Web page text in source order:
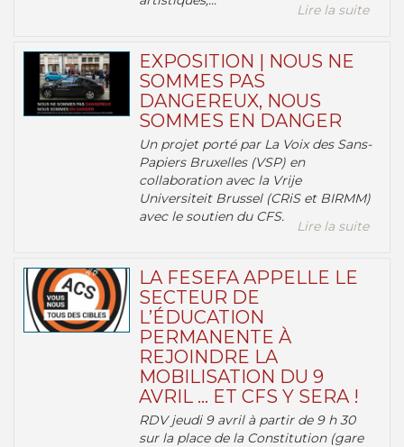
Lire la suite
EXPOSITION | NOUS NE
SOMMES PAS
DANGEREUX, NOUS
SOMMES EN DANGER
Un projet porté par La Voix des Sans-
Papiers Bruxelles (VSP) en
collaboration avec la Vrije
Universiteit Brussel (CRiS et BIRMM)
avec le soutien du CFS.
Lire la suite
LA FESEFA APPELLE LE
SECTEUR DE
L’ÉDUCATION
PERMANENTE À
REJOINDRE LA
MOBILISATION DU 9
AVRIL … ET CFS Y SERA !
RDV jeudi 9 avril à partir de 9 h 30
sur la place de la Constitution (gare